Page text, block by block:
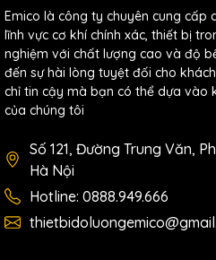
Emico là công ty chuyên cung cấp
lĩnh vực cơ khí chính xác, thiết bị
nghiệm với chất lượng cao và độ
đến sự hài lòng tuyệt đối cho
chỉ tin cậy mà bạn có thể dựa vào
của chúng tôi
Số 121, Đường Trung Văn,
Hà Nội
Hotline: 0888.949.666